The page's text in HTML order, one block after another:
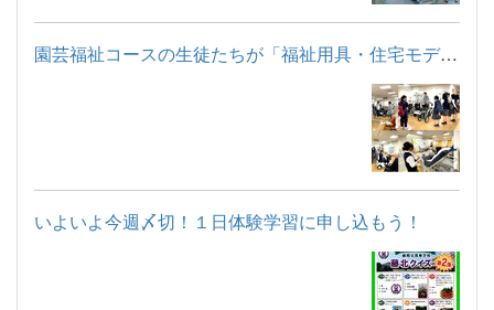
園芸福祉コースの生徒たちが「福祉用具・住宅モデルルーム見学」...
いよいよ今週〆切！１日体験学習に申し込もう！